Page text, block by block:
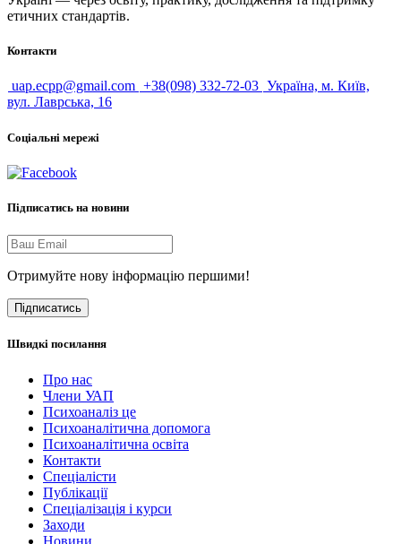
етичних стандартів.
Контакти
uap.ecpp@gmail.com +38(098) 332-72-03 Україна, м. Київ,
вул. Лаврська, 16
Соціальні мережі
Підписатись на новини
Отримуйте нову інформацію першими!
Підписатись
Швидкі посилання
Про нас
Члени УАП
Психоаналіз це
Психоаналітична допомога
Психоаналітична освіта
Контакти
Спеціалісти
Публікації
Cпеціалізація і курси
Заходи
Новини